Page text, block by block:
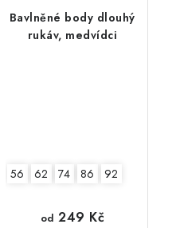
86 92
Bavlněné body dlouhý
rukáv, medvídci
56 62 74 86 92
od 249 Kč